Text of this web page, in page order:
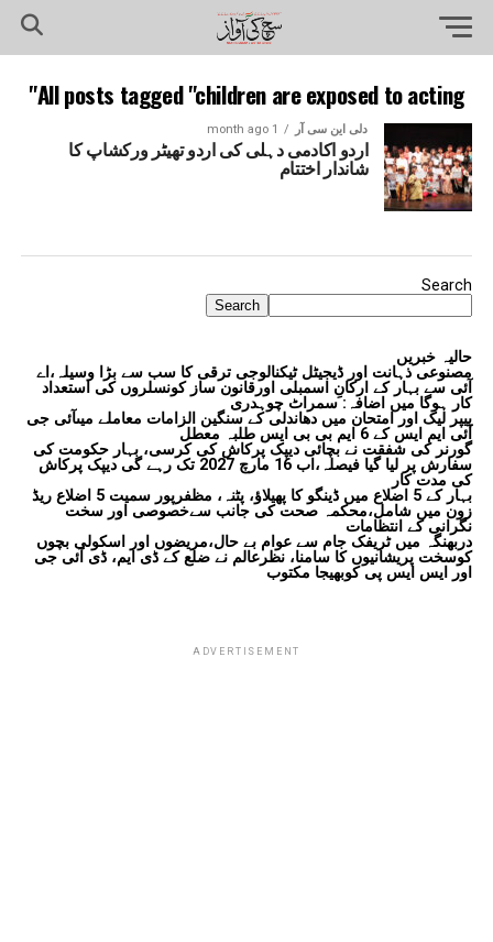
All posts tagged "children are exposed to acting"
دلی این سی آر 1 month ago
اردو اکادمی دہلی کی اردو تھیٹر ورکشاپ کا
شاندار اختتام
Search
Search
حالیہ خبریں
مصنوعی ذہانت اور ڈیجیٹل ٹیکنالوجی ترقی کا سب سے بڑا وسیلہ،اے
آئی سے بہار کے ارکانِ اسمبلی اورقانون ساز کونسلروں کی استعداد
کار ہوگا میں اضافہ: سمراٹ چوہدری
پیپر لیک اور امتحان میں دھاندلی کے سنگین الزامات معاملے میںآئی جی
آئی ایم ایس کے 6 ایم بی بی ایس طلبہ معطل
گورنر کی شفقت نے بچائی دیپک پرکاش کی کرسی، بہار حکومت کی
سفارش پر لیا گیا فیصلہ،اب 16 مارچ 2027 تک رہے گی دیپک پرکاش
کی مدت کار
بہار کے 5 اضلاع میں ڈینگو کا پھیلاؤ، پٹنہ، مظفرپور سمیت 5 اضلاع ریڈ
زون میں شامل،محکمہ صحت کی جانب سےخصوصی اور سخت
نگرانی کے انتظامات
دربھنگہ میں ٹریفک جام سے عوام بے حال،مریضوں اور اسکولی بچوں
کوسخت پریشانیوں کا سامنا، نظرعالم نے ضلع کے ڈی ایم، ڈی آئی جی
اور ایس ایس پی کوبھیجا مکتوب
ADVERTISEMENT